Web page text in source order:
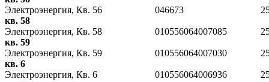
Электроэнергия, Кв. 56
046673
кв. 58
Электроэнергия, Кв. 58
010556064007085
кв. 59
Электроэнергия, Кв. 59
010556064007030
кв. 6
Электроэнергия, Кв. 6
010556064006936